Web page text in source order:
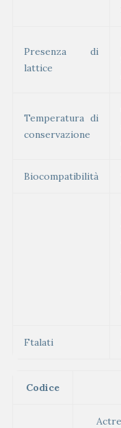
Presenza di
lattice
Temperatura di
conservazione
Biocompatibilità
Ftalati
Codice